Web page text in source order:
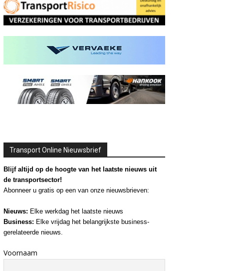
Transport Online Nieuwsbrief
Blijf altijd op de hoogte van het laatste nieuws uit
de transportsector!
Abonneer u gratis op een van onze nieuwsbrieven:
Nieuws: Elke werkdag het laatste nieuws
Business: Elke vrijdag het belangrijkste business-
gerelateerde nieuws.
Voornaam